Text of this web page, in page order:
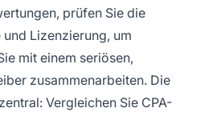
prüfen Sie die
Lizenzierung, um
mit einem seriösen,
zusammenarbeiten. Die
Vergleichen Sie CPA-